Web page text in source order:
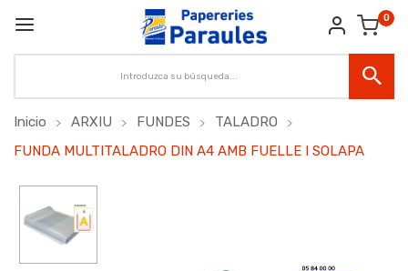
0
Inicio ARXIU FUNDES
TALADRO
FUNDA MULTITALADRO DIN A4 AMB FUELLE I SOLAPA